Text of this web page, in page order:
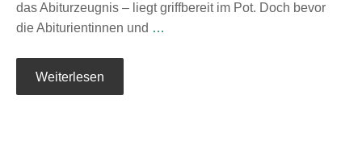
das Abiturzeugnis – liegt griffbereit im Pot. Doch bevor
die Abiturientinnen und …
Weiterlesen